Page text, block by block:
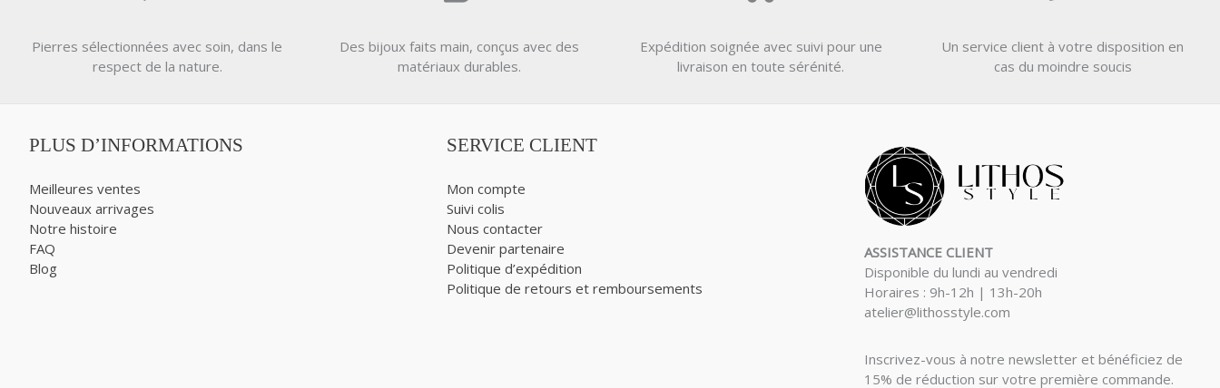
Pierres sélectionnées avec soin, dans le
respect de la nature.
Des bijoux faits main, conçus avec des
matériaux durables.
Expédition soignée avec suivi pour une
livraison en toute sérénité.
Un service client à votre disposition en
cas du moindre soucis
PLUS D’INFORMATIONS
Meilleures ventes
Nouveaux arrivages
Notre histoire
FAQ
Blog
SERVICE CLIENT
Mon compte
Suivi colis
Nous contacter
Devenir partenaire
Politique d’expédition
Politique de retours et remboursements
ASSISTANCE CLIENT
Disponible du lundi au vendredi
Horaires : 9h-12h | 13h-20h
atelier@lithosstyle.com
Inscrivez-vous à notre newsletter et bénéficiez de
15% de réduction sur votre première commande.